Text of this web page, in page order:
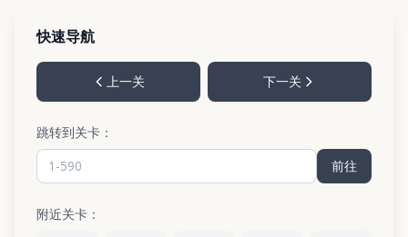
快速导航
上一关 下一关
跳转到关卡：
前往
附近关卡：